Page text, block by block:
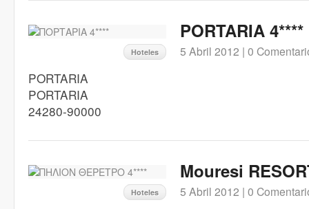
Hoteles
PORTARIA 4****
5 Abril 2012 | 0
PORTARIA
PORTARIA
24280-90000
Hoteles
Mouresi
5 Abril 2012 | 0